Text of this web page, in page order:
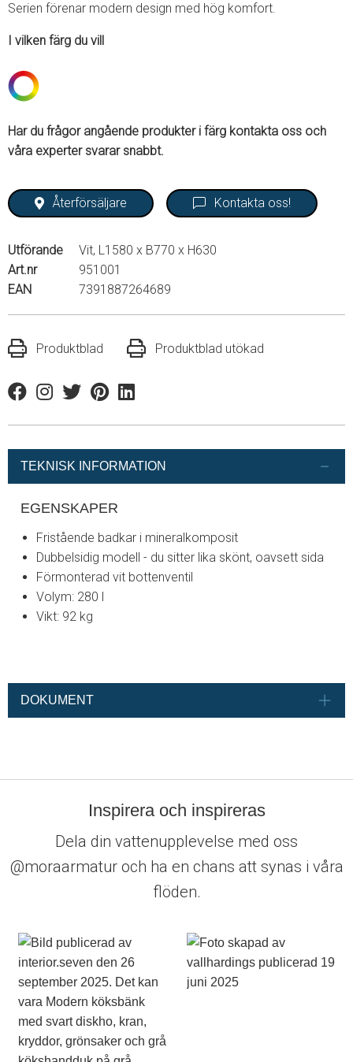
Serien förenar modern design med hög komfort.
I vilken färg du vill
Har du frågor angående produkter i färg kontakta oss och
våra experter svarar snabbt.
Återförsäljare Kontakta oss!
Utförande
Vit, L1580 x B770 x H630
Art.nr
951001
EAN
7391887264689
Produktblad Produktblad utökad
FacebookInstagram
TwitterPinterestLinkedin
TEKNISK INFORMATION
EGENSKAPER
Fristående badkar i mineralkomposit
Dubbelsidig modell - du sitter lika skönt, oavsett sida
Förmonterad vit bottenventil
Volym: 280 l
Vikt: 92 kg
DOKUMENT
Inspirera och inspireras
Dela din vattenupplevelse med oss
@moraarmatur och ha en chans att synas i våra
flöden.